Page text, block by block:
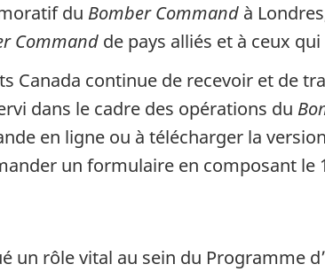
du Bomber Command à
Command de pays alliés et à ceux
Canada continue de recevoir et de
dans le cadre des opérations du
en ligne ou à télécharger la
un formulaire en composant le
un rôle vital au sein du Programme